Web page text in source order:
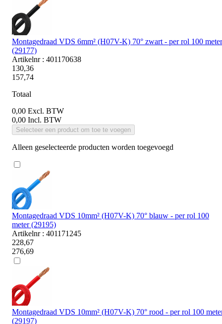
Montagedraad VDS 6mm² (H07V-K) 70° zwart - per rol 100 meter
(29177)
Artikelnr : 401170638
130,36
157,74
Totaal
0,00 Excl. BTW
0,00 Incl. BTW
Selecteer een product om toe te voegen
Alleen geselecteerde producten worden toegevoegd
Montagedraad VDS 10mm² (H07V-K) 70° blauw - per rol 100
meter (29195)
Artikelnr : 401171245
228,67
276,69
Montagedraad VDS 10mm² (H07V-K) 70° rood - per rol 100
(29197)